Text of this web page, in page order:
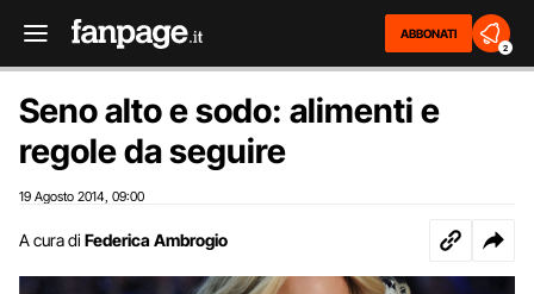
ABBONATI
2
Seno alto e sodo: alimenti e
regole da seguire
19 Agosto 2014 09:00
A cura di Federica Ambrogio